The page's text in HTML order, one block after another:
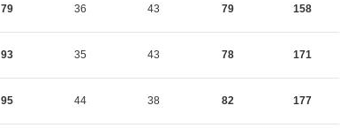
79 36 43 79 158
93 35 43 78 171
95 44 38 82 177